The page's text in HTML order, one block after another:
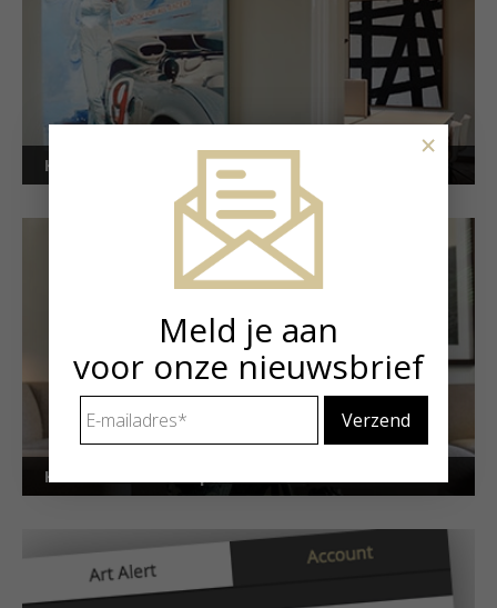
Kunstuitleen voor bedrijven
Kunstuitleen voor particulieren
Meld je aan
voor onze nieuwsbrief
mailadres *
×